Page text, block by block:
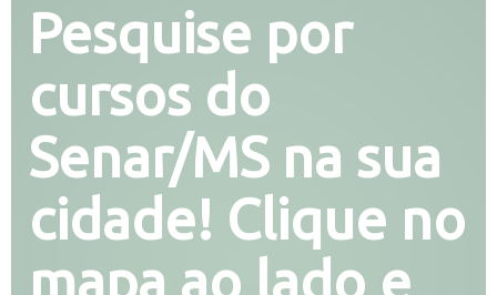
Pesquise por
cursos do
Senar/MS na sua
cidade! Clique no
mapa ao lado e